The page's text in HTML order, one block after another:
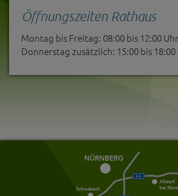
Öffnungszeiten Rathaus
Montag bis Freitag: 08:00 bis 12:00 Uhr
Donnerstag zusätzlich: 15:00 bis